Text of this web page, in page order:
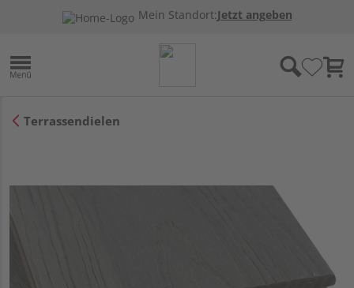
Mein Standort:Jetzt angeben
Terrassendielen